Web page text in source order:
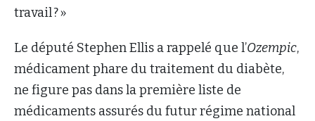
travail ? »
Le député Stephen Ellis a rappelé que l’Ozempic,
médicament phare du traitement du diabète,
ne figure pas dans la première liste de
médicaments assurés du futur régime national